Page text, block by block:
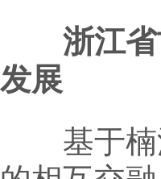
浙江省
发展
基于楠溪